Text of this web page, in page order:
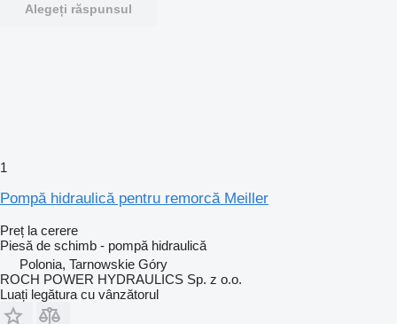
Alegeți răspunsul
1
Pompă hidraulică pentru remorcă Meiller
Preț la cerere
Piesă de schimb - pompă hidraulică
Polonia, Tarnowskie Góry
ROCH POWER HYDRAULICS Sp. z o.o.
Luați legătura cu vânzătorul